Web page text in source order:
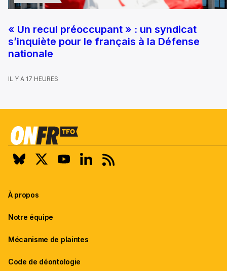
« Un recul préoccupant » : un syndicat
s’inquiète pour le français à la Défense
nationale
IL Y A 17 HEURES
À propos
Notre équipe
Mécanisme de plaintes
Code de déontologie